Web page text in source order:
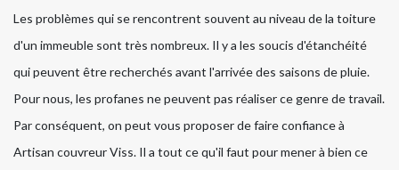
Les problèmes qui se rencontrent souvent au niveau de la toiture
d'un immeuble sont très nombreux. Il y a les soucis d'étanchéité
qui peuvent être recherchés avant l'arrivée des saisons de pluie.
Pour nous, les profanes ne peuvent pas réaliser ce genre de travail.
Par conséquent, on peut vous proposer de faire confiance à
Artisan couvreur Viss. Il a tout ce qu'il faut pour mener à bien ce